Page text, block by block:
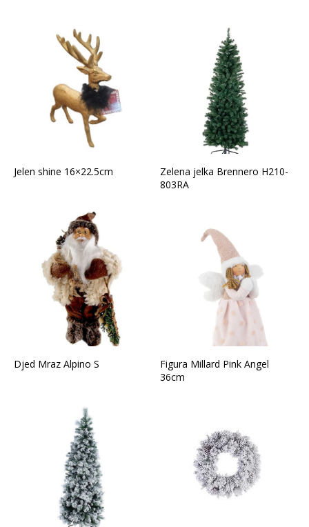
Jelen shine 16×22.5cm
Zelena jelka Brennero H210-
803RA
Djed Mraz Alpino S
Figura Millard Pink Angel
36cm